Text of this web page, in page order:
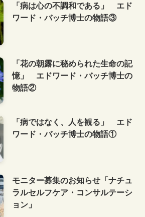
「病は心の不調和である」 エド
ワード・バッチ博士の物語③
「花の朝露に秘められた生命の記
憶」 エドワード・バッチ博士の
物語②
「病ではなく、人を観る」 エド
ワード・バッチ博士の物語①
モニター募集のお知らせ「ナチュ
ラルセルフケア・コンサルテーシ
ョン」